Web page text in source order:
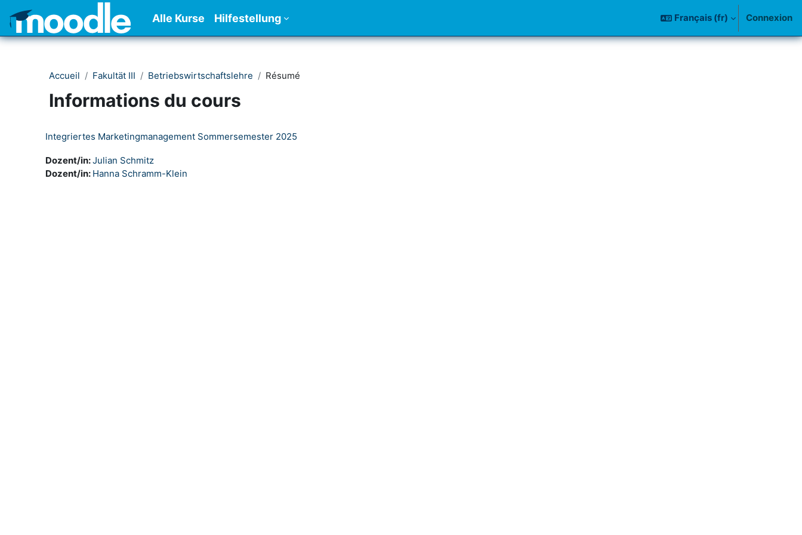
Passer au contenu principal
Alle Kurse Hilfestellung Français ‎(fr)‎ Connexion
Accueil Fakultät III Betriebswirtschaftslehre Résumé
Informations du cours
Integriertes Marketingmanagement Sommersemester 2025
Dozent/in:Julian Schmitz
Dozent/in: Hanna Schramm-Klein